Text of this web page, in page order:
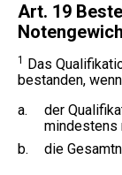
Art. 19
1 Das
bestanden,
a.
der
mindestens
b.
die